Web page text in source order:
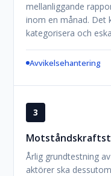
mellanliggande
inom en månad. Det
kategorisera och
Avvikelsehantering
3
Årlig grundtestning
aktörer ska